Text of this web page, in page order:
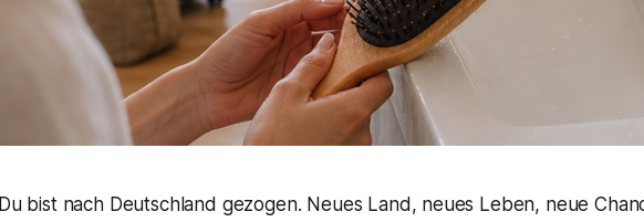
Du bist nach Deutschland gezogen. Neues Land, neues Leben, neue